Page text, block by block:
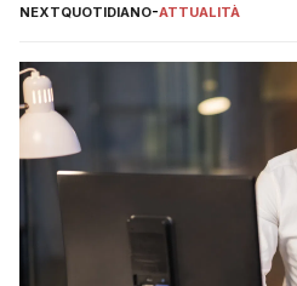
NEXTQUOTIDIANO-ATTUALITÀ